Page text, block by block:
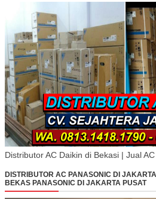
Distributor AC Daikin di Bekasi | Jual
DISTRIBUTOR AC PANASONIC DI
BEKAS PANASONIC DI JAKARTA PUSAT